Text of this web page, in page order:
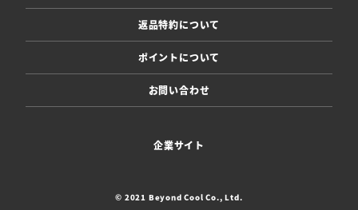
返品特約について
ポイントについて
お問い合わせ
企業サイト
© 2021 Beyond Cool Co., Ltd.